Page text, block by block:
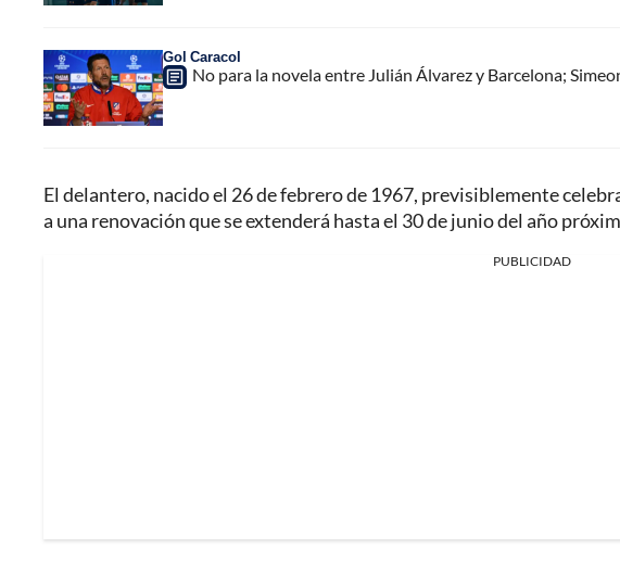
Gol Caracol
No para la novela entre Julián Álvarez y Barcelona;
El delantero, nacido el 26 de febrero de 1967, previsiblemente
a una renovación que se extenderá hasta el 30 de junio del año
PUBLICIDAD